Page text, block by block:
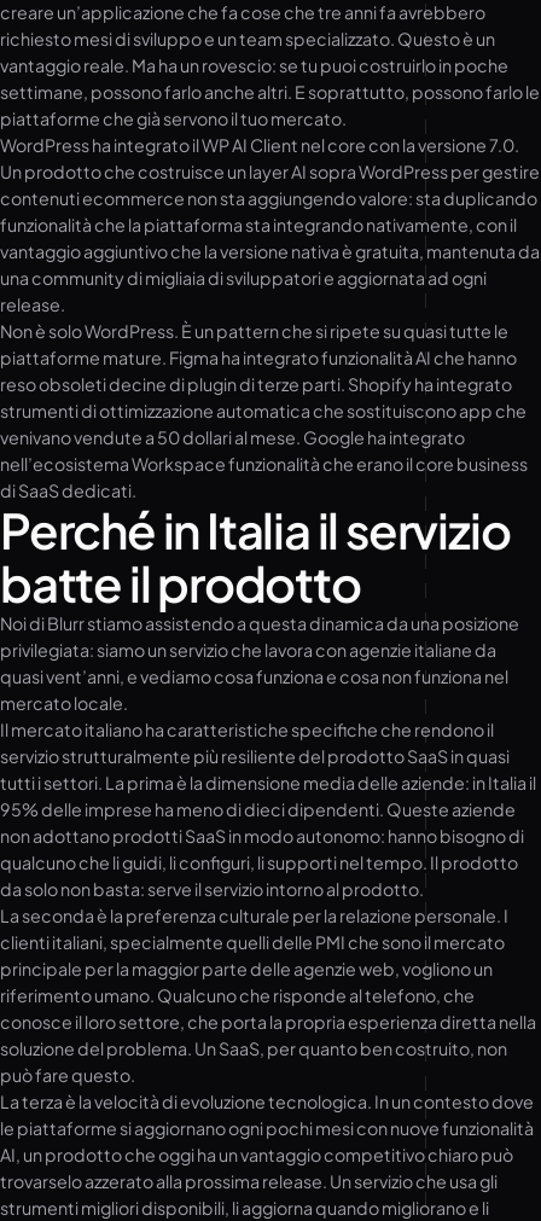
creare un’applicazione che fa cose che tre anni fa avrebbero
richiesto mesi di sviluppo e un team specializzato. Questo è un
vantaggio reale. Ma ha un rovescio: se tu puoi costruirlo in poche
settimane, possono farlo anche altri. E soprattutto, possono farlo le
piattaforme che già servono il tuo mercato.
WordPress ha integrato il WP AI Client nel core con la versione 7.0.
Un prodotto che costruisce un layer AI sopra WordPress per gestire
contenuti ecommerce non sta aggiungendo valore: sta duplicando
funzionalità che la piattaforma sta integrando nativamente, con il
vantaggio aggiuntivo che la versione nativa è gratuita, mantenuta da
una community di migliaia di sviluppatori e aggiornata ad ogni
release.
Non è solo WordPress. È un pattern che si ripete su quasi tutte le
piattaforme mature. Figma ha integrato funzionalità AI che hanno
reso obsoleti decine di plugin di terze parti. Shopify ha integrato
strumenti di ottimizzazione automatica che sostituiscono app che
venivano vendute a 50 dollari al mese. Google ha integrato
nell’ecosistema Workspace funzionalità che erano il core business
di SaaS dedicati.
Perché in Italia il servizio
batte il prodotto
Noi di Blurr stiamo assistendo a questa dinamica da una posizione
privilegiata: siamo un servizio che lavora con agenzie italiane da
quasi vent’anni, e vediamo cosa funziona e cosa non funziona nel
mercato locale.
Il mercato italiano ha caratteristiche specifiche che rendono il
servizio strutturalmente più resiliente del prodotto SaaS in quasi
tutti i settori. La prima è la dimensione media delle aziende: in Italia il
95% delle imprese ha meno di dieci dipendenti. Queste aziende
non adottano prodotti SaaS in modo autonomo: hanno bisogno di
qualcuno che li guidi, li configuri, li supporti nel tempo. Il prodotto
da solo non basta: serve il servizio intorno al prodotto.
La seconda è la preferenza culturale per la relazione personale. I
clienti italiani, specialmente quelli delle PMI che sono il mercato
principale per la maggior parte delle agenzie web, vogliono un
riferimento umano. Qualcuno che risponde al telefono, che
conosce il loro settore, che porta la propria esperienza diretta nella
soluzione del problema. Un SaaS, per quanto ben costruito, non
può fare questo.
La terza è la velocità di evoluzione tecnologica. In un contesto dove
le piattaforme si aggiornano ogni pochi mesi con nuove funzionalità
AI, un prodotto che oggi ha un vantaggio competitivo chiaro può
trovarselo azzerato alla prossima release. Un servizio che usa gli
strumenti migliori disponibili, li aggiorna quando migliorano e li